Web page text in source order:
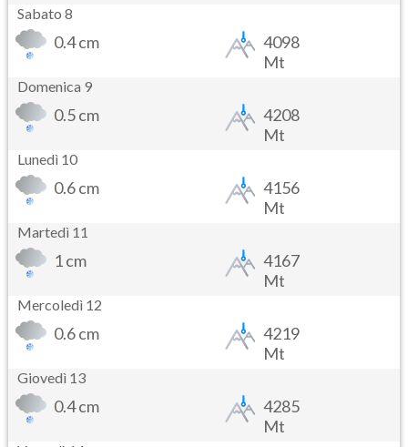
Sabato 8
0.4 cm
4098
Mt
Domenica 9
0.5 cm
4208
Mt
Lunedì 10
0.6 cm
4156
Mt
Martedì 11
1 cm
4167
Mt
Mercoledì 12
0.6 cm
4219
Mt
Giovedì 13
0.4 cm
4285
Mt